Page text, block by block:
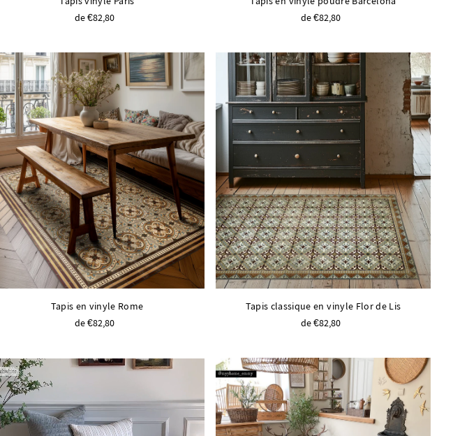
de €82,80
de €82,80
Tapis en vinyle Rome
de €82,80
Tapis classique en vinyle Flor de Lis
de €82,80